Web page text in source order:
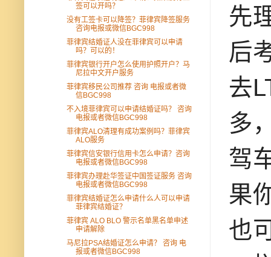
先
后
去
多
驾
果
也
签可以开吗？
没有工签卡可以降签？菲律宾降签服务
咨询电报或微信BGC998
菲律宾结婚证人没在菲律宾可以申请
吗？可以的！
菲律宾银行开户怎么使用护照开户？马
尼拉中文开户服务
菲律宾移民公司推荐 咨询 电报或者微
信BGC998
不入境菲律宾可以申请结婚证吗？ 咨询
电报或者微信BGC998
菲律宾ALO清理有成功案例吗？菲律宾
ALO服务
菲律宾信安银行信用卡怎么申请？咨询
电报或者微信BGC998
菲律宾办理赴华签证中国签证服务 咨询
电报或者微信BGC998
菲律宾结婚证怎么申请什么人可以申请
菲律宾结婚证？
菲律宾 ALO BLO 警示名单黑名单申述
申请解除
马尼拉PSA结婚证怎么申请？ 咨询 电
报或者微信BGC998